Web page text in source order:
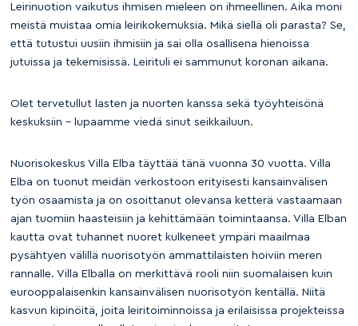
Leirinuotion vaikutus ihmisen mieleen on ihmeellinen. Aika moni
meistä muistaa omia leirikokemuksia. Mikä siellä oli parasta? Se,
että tutustui uusiin ihmisiin ja sai olla osallisena hienoissa
jutuissa ja tekemisissä. Leirituli ei sammunut koronan aikana.
Olet tervetullut lasten ja nuorten kanssa sekä työyhteisönä
keskuksiin – lupaamme viedä sinut seikkailuun.
Nuorisokeskus Villa Elba täyttää tänä vuonna 30 vuotta. Villa
Elba on tuonut meidän verkostoon erityisesti kansainvälisen
työn osaamista ja on osoittanut olevansa ketterä vastaamaan
ajan tuomiin haasteisiin ja kehittämään toimintaansa. Villa Elban
kautta ovat tuhannet nuoret kulkeneet ympäri maailmaa
pysähtyen välillä nuorisotyön ammattilaisten hoiviin meren
rannalle. Villa Elballa on merkittävä rooli niin suomalaisen kuin
eurooppalaisenkin kansainvälisen nuorisotyön kentällä. Niitä
kasvun kipinöitä, joita leiritoiminnoissa ja erilaisissa projekteissa